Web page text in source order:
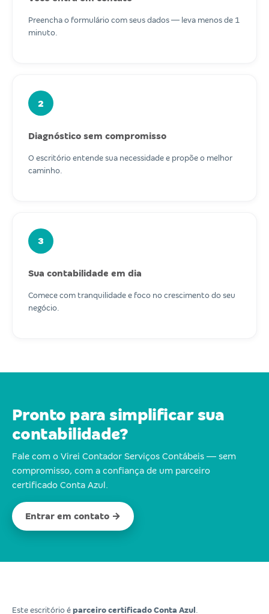
Preencha o formulário com seus dados — leva menos de 1
minuto.
2
Diagnóstico sem compromisso
O escritório entende sua necessidade e propõe o melhor
caminho.
3
Sua contabilidade em dia
Comece com tranquilidade e foco no crescimento do seu
negócio.
Pronto para simplificar sua
contabilidade?
Fale com o Virei Contador Serviços Contábeis — sem
compromisso, com a confiança de um parceiro
certificado Conta Azul.
Entrar em contato →
Este escritório é parceiro certificado Conta Azul